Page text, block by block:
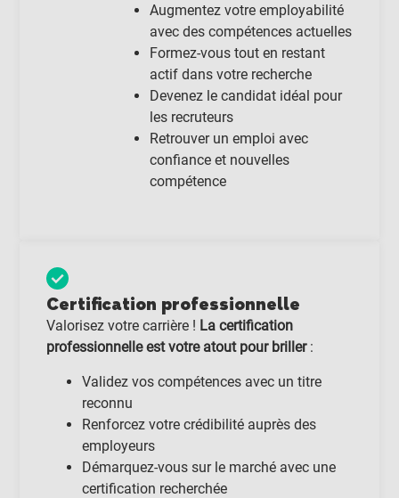
Augmentez votre employabilité
avec des compétences actuelles
Formez-vous tout en restant
actif dans votre recherche
Devenez le candidat idéal pour
les recruteurs
Retrouver un emploi avec
confiance et nouvelles
compétence
Certification professionnelle
Valorisez votre carrière ! La certification
professionnelle est votre atout pour briller:
Validez vos compétences avec un titre
reconnu
Renforcez votre crédibilité auprès des
employeurs
Démarquez-vous sur le marché avec une
certification recherchée